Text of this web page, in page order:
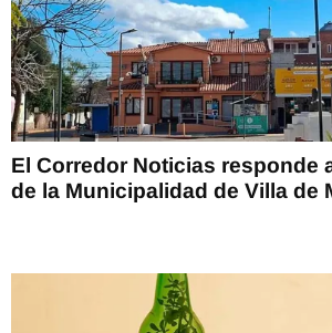
El Corredor Noticias responde
de la Municipalidad de Villa de